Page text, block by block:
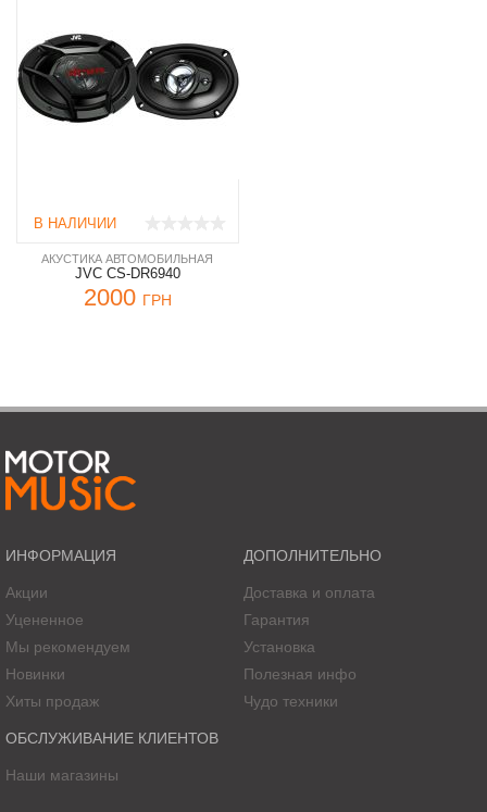
В НАЛИЧИИ
АКУСТИКА АВТОМОБИЛЬНАЯ
JVC CS-DR6940
2000 ГРН
ИНФОРМАЦИЯ
Акции
Уцененное
Мы рекомендуем
Новинки
Хиты продаж
ДОПОЛНИТЕЛЬНО
Доставка и оплата
Гарантия
Установка
Полезная инфо
Чудо техники
ОБСЛУЖИВАНИЕ КЛИЕНТОВ
Наши магазины